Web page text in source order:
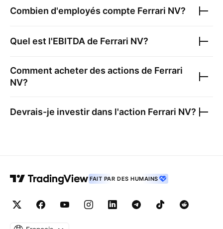
Combien d'employés compte Ferrari NV?
Quel est l'EBITDA de Ferrari NV?
Comment acheter des actions de Ferrari
NV?
Devrais-je investir dans l'action Ferrari NV?
FAIT PAR DES HUMAINS